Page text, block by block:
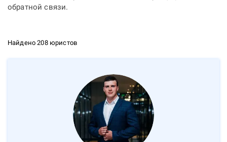
обратной связи.
Найдено 208 юристов